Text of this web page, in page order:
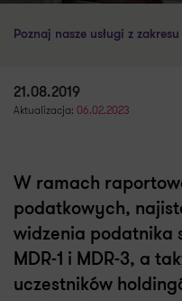
Poznaj nasze usługi z zakresu
21.08.2019
Aktualizacja: 06.02.2023
W ramach
podatkowych,
widzenia podatnika
MDR-1 i MDR-3, a
uczestników